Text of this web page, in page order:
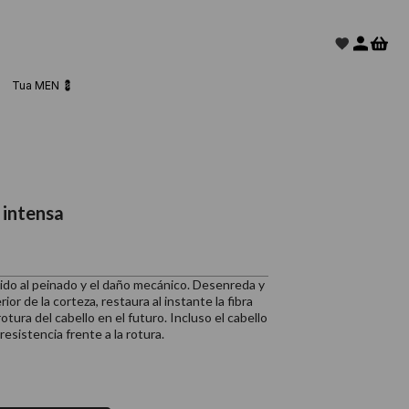
Tua MEN 💈
al peinado y el daño mecánico. Desenreda y
de la corteza, restaura al instante la fibra
del cabello en el futuro. Incluso el cabello
frente a la rotura.